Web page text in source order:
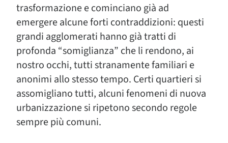
trasformazione e cominciano già ad
emergere alcune forti contraddizioni: questi
grandi agglomerati hanno già tratti di
profonda “somiglianza” che li rendono, ai
nostro occhi, tutti stranamente familiari e
anonimi allo stesso tempo. Certi quartieri si
assomigliano tutti, alcuni fenomeni di nuova
urbanizzazione si ripetono secondo regole
sempre più comuni.